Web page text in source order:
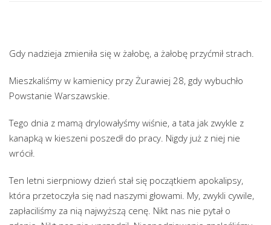
Gdy nadzieja zmieniła się w żałobę, a żałobę przyćmił strach.
Mieszkaliśmy w kamienicy przy Żurawiej 28, gdy wybuchło
Powstanie Warszawskie.
Tego dnia z mamą drylowałyśmy wiśnie, a tata jak zwykle z
kanapką w kieszeni poszedł do pracy. Nigdy już z niej nie
wrócił.
Ten letni sierpniowy dzień stał się początkiem apokalipsy,
która przetoczyła się nad naszymi głowami. My, zwykli cywile,
zapłaciliśmy za nią najwyższą cenę. Nikt nas nie pytał o